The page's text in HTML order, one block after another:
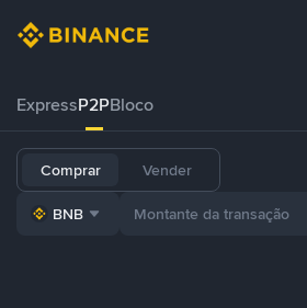
ExpressP2PBloco
Comprar Vender
BNB